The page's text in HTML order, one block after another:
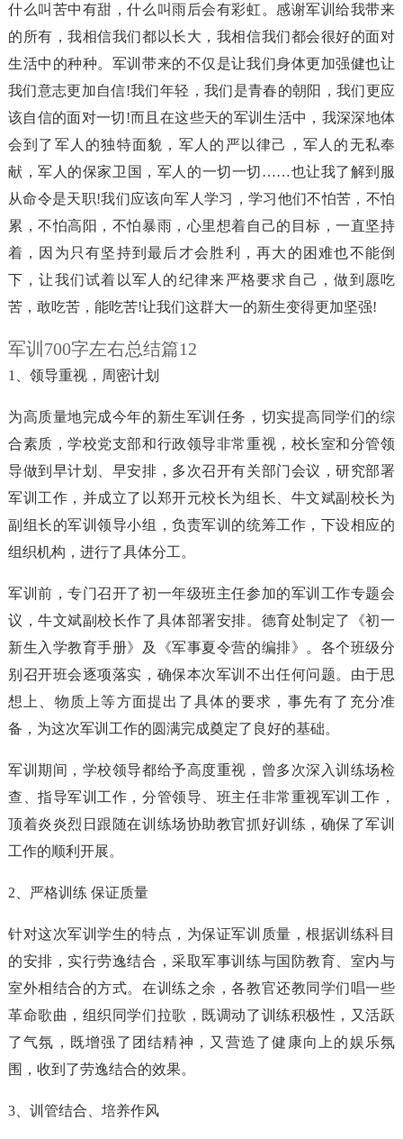
什么叫苦中有甜，什么叫雨后会有彩虹。感谢军训给我带来
的所有，我相信我们都以长大，我相信我们都会很好的面对
生活中的种种。军训带来的不仅是让我们身体更加强健也让
我们意志更加自信!我们年轻，我们是青春的朝阳，我们更应
该自信的面对一切!而且在这些天的军训生活中，我深深地体
会到了军人的独特面貌，军人的严以律己，军人的无私奉
献，军人的保家卫国，军人的一切一切……也让我了解到服
从命令是天职!我们应该向军人学习，学习他们不怕苦，不怕
累，不怕高阳，不怕暴雨，心里想着自己的目标，一直坚持
着，因为只有坚持到最后才会胜利，再大的困难也不能倒
下，让我们试着以军人的纪律来严格要求自己，做到愿吃
苦，敢吃苦，能吃苦!让我们这群大一的新生变得更加坚强!
军训700字左右总结篇12
1、领导重视，周密计划
为高质量地完成今年的新生军训任务，切实提高同学们的综
合素质，学校党支部和行政领导非常重视，校长室和分管领
导做到早计划、早安排，多次召开有关部门会议，研究部署
军训工作，并成立了以郑开元校长为组长、牛文斌副校长为
副组长的军训领导小组，负责军训的统筹工作，下设相应的
组织机构，进行了具体分工。
军训前，专门召开了初一年级班主任参加的军训工作专题会
议，牛文斌副校长作了具体部署安排。德育处制定了《初一
新生入学教育手册》及《军事夏令营的编排》。各个班级分
别召开班会逐项落实，确保本次军训不出任何问题。由于思
想上、物质上等方面提出了具体的要求，事先有了充分准
备，为这次军训工作的圆满完成奠定了良好的基础。
军训期间，学校领导都给予高度重视，曾多次深入训练场检
查、指导军训工作，分管领导、班主任非常重视军训工作，
顶着炎炎烈日跟随在训练场协助教官抓好训练，确保了军训
工作的顺利开展。
2、严格训练 保证质量
针对这次军训学生的特点，为保证军训质量，根据训练科目
的安排，实行劳逸结合，采取军事训练与国防教育、室内与
室外相结合的方式。在训练之余，各教官还教同学们唱一些
革命歌曲，组织同学们拉歌，既调动了训练积极性，又活跃
了气氛，既增强了团结精神，又营造了健康向上的娱乐氛
围，收到了劳逸结合的效果。
3、训管结合、培养作风